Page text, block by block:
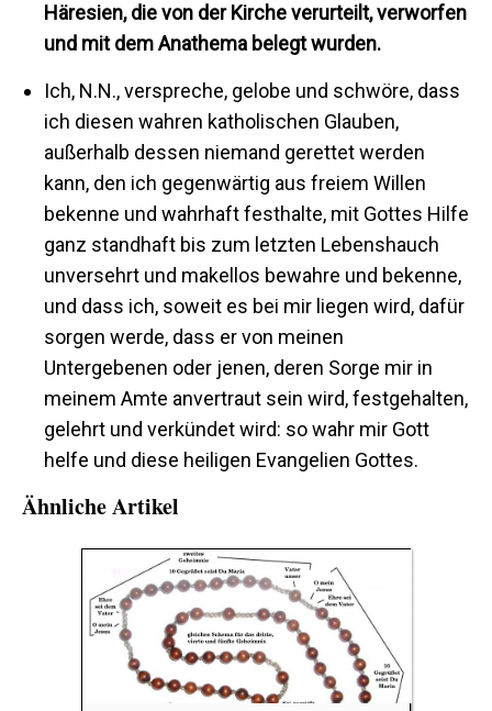
Häresien, die von der Kirche verurteilt, verworfen
und mit dem Anathema belegt wurden.
Ich, N.N., verspreche, gelobe und schwöre, dass
ich diesen wahren katholischen Glauben,
außerhalb dessen niemand gerettet werden
kann, den ich gegenwärtig aus freiem Willen
bekenne und wahrhaft festhalte, mit Gottes Hilfe
ganz standhaft bis zum letzten Lebenshauch
unversehrt und makellos bewahre und bekenne,
und dass ich, soweit es bei mir liegen wird, dafür
sorgen werde, dass er von meinen
Untergebenen oder jenen, deren Sorge mir in
meinem Amte anvertraut sein wird, festgehalten,
gelehrt und verkündet wird: so wahr mir Gott
helfe und diese heiligen Evangelien Gottes.
Ähnliche Artikel